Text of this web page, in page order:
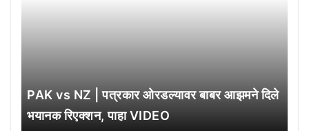
PAK vs NZ | पत्रकार ओरडल्यावर बाबर आझमने दिले
भयानक रिएक्शन, पाहा VIDEO